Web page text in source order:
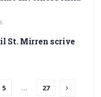
St. Mirren scrive
5 … 27